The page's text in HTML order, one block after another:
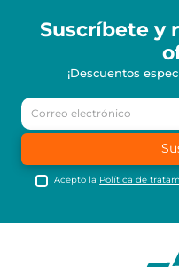
Suscríbete y
¡Descuentos
Acepto la Política de